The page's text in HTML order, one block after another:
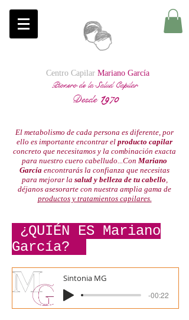
Centro CapilarMariano García
Pionero de la Salud Capilar
Desde1970
El metabolismo de cada persona es diferente, por
ello es importante encontrar el producto capilar
concreto que necesitamos y la combinación exacta
para nuestro cuero cabelludo...Con Mariano
García encontrarás la confianza que necesitas
para mejorar la salud y belleza de tu cabello
déjanos asesorarte con nuestra amplia gama de
productos y tratamientos capilares.
¿QUIÉN ES Mariano
García?
Sintonia MG
-00:22